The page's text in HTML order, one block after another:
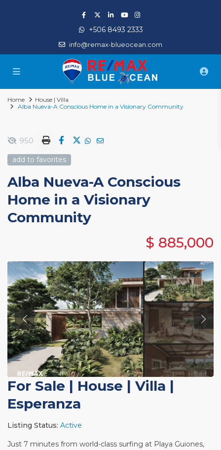
+506 8493 2333
info@remax-blueocean.com
Home
House | Villa
Alba Nueva-A Conscious Home in a Visionary Community
950
add to favorites
Alba Nueva-A Conscious
Home in a Visionary
Community
$ 885,000
For Sale | House | Villa |
Esperanza
Listing Status: Active
Just 7 minutes from world-class surfing at Playa Guiones,